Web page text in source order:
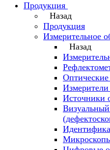
Продукция
Назад
Продукция
Измерительное
Назад
Оптические
Источники